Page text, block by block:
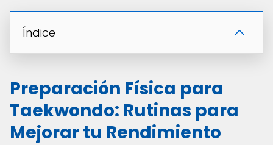
Índice
Preparación Física para
Taekwondo: Rutinas para
Mejorar tu Rendimiento